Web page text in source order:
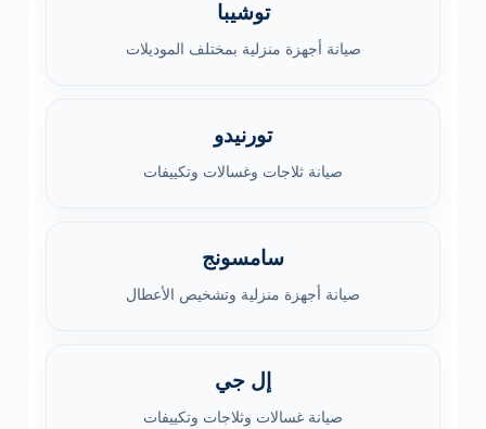
توشيبا
صيانة أجهزة منزلية بمختلف الموديلات
تورنيدو
صيانة ثلاجات وغسالات وتكييفات
سامسونج
صيانة أجهزة منزلية وتشخيص الأعطال
إل جي
صيانة غسالات وثلاجات وتكييفات